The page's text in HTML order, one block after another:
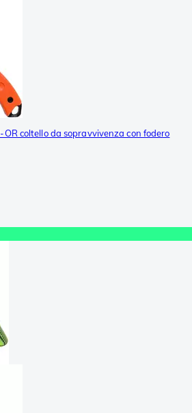
OR coltello da sopravvivenza con fodero